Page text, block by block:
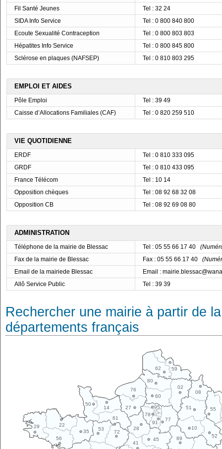
Fil Santé Jeunes
Tel : 32 24
SIDA Info Service
Tel : 0 800 840 800
Ecoute Sexualité Contraception
Tel : 0 800 803 803
Hépatites Info Service
Tel : 0 800 845 800
Sclérose en plaques (NAFSEP)
Tel : 0 810 803 295
EMPLOI ET AIDES
Pôle Emploi
Tel : 39 49
Caisse d’Allocations Familiales (CAF)
Tel : 0 820 259 510
VIE QUOTIDIENNE
ERDF
Tel : 0 810 333 095
GRDF
Tel : 0 810 433 095
France Télécom
Tel : 10 14
Opposition chèques
Tel : 08 92 68 32 08
Opposition CB
Tel : 08 92 69 08 80
ADMINISTRATION
Téléphone de la mairie de Blessac Tel : 05 55 66 17 40
Fax de la mairie de Blessac
Fax : 05 55 66 17 40
Email de la mairiede Blessac
Email :
Allô Service Public
Tel : 39 39
Rechercher une mairie à partir de
départements français
10
14
22
27
28
29
35
41
45
50
51
52
53
55
56
59
60
61
62
02
08
72
76
77
78
80
89
91
95